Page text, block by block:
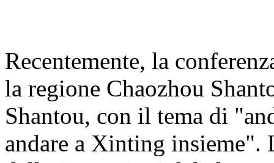
Recentemente, la
la regione Chaozhou
Shantou, con il tema di
andare a Xinting insieme".